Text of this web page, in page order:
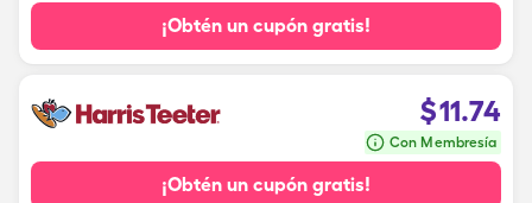
¡Obtén un cupón gratis!
$11.74
Con Membresía
¡Obtén un cupón gratis!